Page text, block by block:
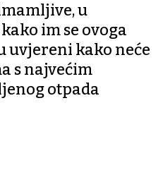
u
im se ovoga
uvjereni kako neće
s najvećim
otpada